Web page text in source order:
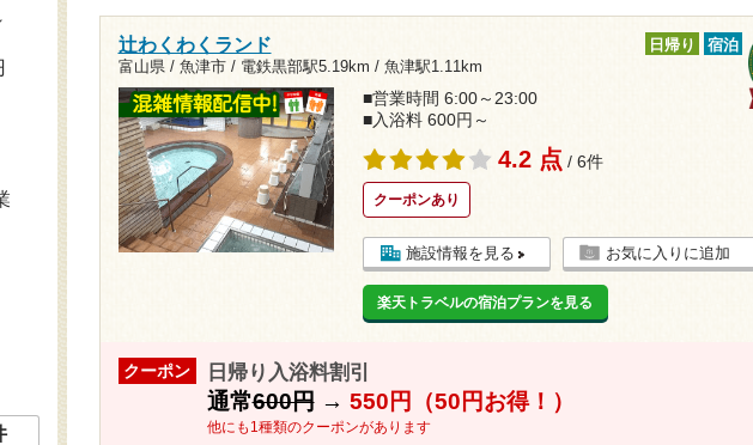
辻わくわくランド
富山県 / 魚津市 / 電鉄黒部駅5.19km / 魚津駅1.11km
日帰り 宿泊
■営業時間 6:00～23:00
■入浴料 600円～
4.2 点 / 6件
クーポンあり
施設情報を見る お気に入りに追加
楽天トラベルの宿泊プランを見る
クーポン 日帰り入浴料割引
通常600円→ 550円（50円お得！）
他にも1種類のクーポンがあります